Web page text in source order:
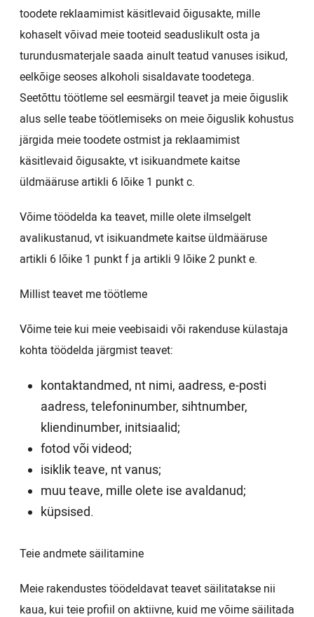
toodete reklaamimist käsitlevaid õigusakte, mille
kohaselt võivad meie tooteid seaduslikult osta ja
turundusmaterjale saada ainult teatud vanuses isikud,
eelkõige seoses alkoholi sisaldavate toodetega.
Seetõttu töötleme sel eesmärgil teavet ja meie õiguslik
alus selle teabe töötlemiseks on meie õiguslik kohustus
järgida meie toodete ostmist ja reklaamimist
käsitlevaid õigusakte, vt isikuandmete kaitse
üldmääruse artikli 6 lõike 1 punkt c.
Võime töödelda ka teavet, mille olete ilmselgelt
avalikustanud, vt isikuandmete kaitse üldmääruse
artikli 6 lõike 1 punkt f ja artikli 9 lõike 2 punkt e.
Millist teavet me töötleme
Võime teie kui meie veebisaidi või rakenduse külastaja
kohta töödelda järgmist teavet:
kontaktandmed, nt nimi, aadress, e-posti
aadress, telefoninumber, sihtnumber,
kliendinumber, initsiaalid;
fotod või videod;
isiklik teave, nt vanus;
muu teave, mille olete ise avaldanud;
küpsised.
Teie andmete säilitamine
Meie rakendustes töödeldavat teavet säilitatakse nii
kaua, kui teie profiil on aktiivne, kuid me võime säilitada